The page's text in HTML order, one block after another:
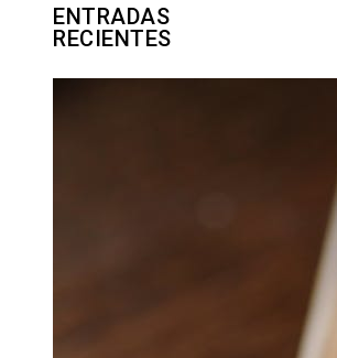
ENTRADAS
RECIENTES